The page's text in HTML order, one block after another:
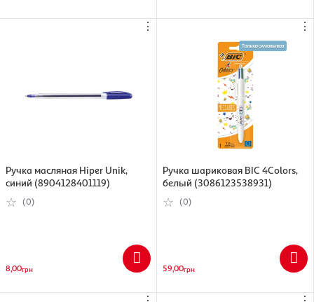
⋮
Ручка масляная Hiper Unik,
синий (8904128401119)
(0)
8,00грн
⋮
Ручка шариковая BIC 4Colors,
белый (3086123538931)
(0)
59,00грн